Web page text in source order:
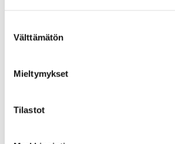
valinta
Välttämätön
Mieltymykset
Tilastot
Osta verkosta ja nouda tavaratalosta jo
Muut asiakkaat